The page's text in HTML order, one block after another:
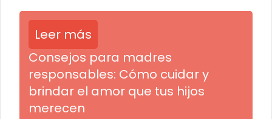
Leer más
Consejos para madres
responsables: Cómo cuidar y
brindar el amor que tus hijos
merecen